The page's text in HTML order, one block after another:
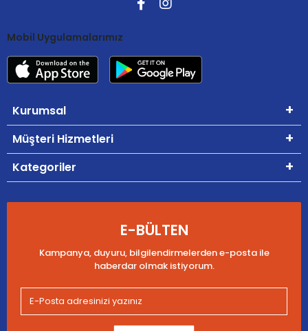
Mobil Uygulamalarımız
Kurumsal
Müşteri Hizmetleri
Kategoriler
E-BÜLTEN
Kampanya, duyuru, bilgilendirmelerden e-posta ile
haberdar olmak istiyorum.